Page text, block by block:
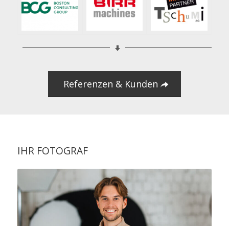
Referenzen & Kunden
IHR FOTOGRAF